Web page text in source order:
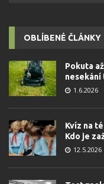
OBLÍBENÉ ČLÁNKY
Pokuta
nesekání
1.6.2026
Kvíz na
Kdo je
12.5.2026